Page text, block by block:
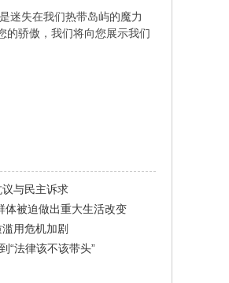
迷失在我们热带岛屿的魔力
的骄傲，我们将向您展示我们
与民主诉求
体被迫做出重大生活改变
用危机加剧
“法律该不该带头”